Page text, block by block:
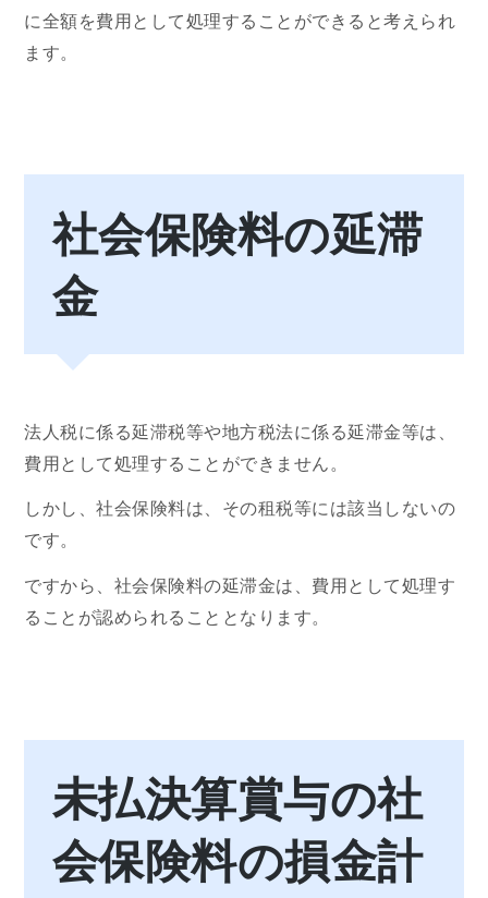
に全額を費用として処理することができると考えられ
ます。
社会保険料の延滞
金
法人税に係る延滞税等や地方税法に係る延滞金等は、
費用として処理することができません。
しかし、社会保険料は、その租税等には該当しないの
です。
ですから、社会保険料の延滞金は、費用として処理す
ることが認められることとなります。
未払決算賞与の社
会保険料の損金計